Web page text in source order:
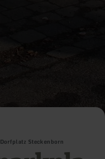
Steckenborn